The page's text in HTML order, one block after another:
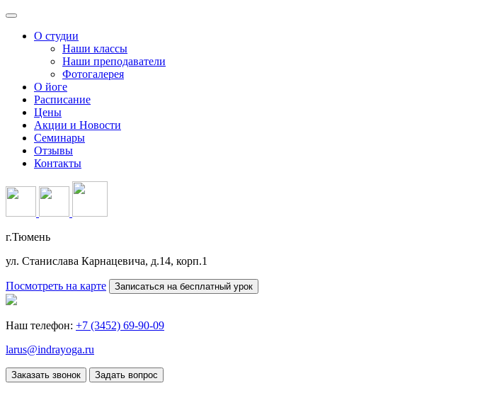
О студии
Наши классы
Наши преподаватели
Фотогалерея
О йоге
Расписание
Цены
Акции и Новости
Семинары
Отзывы
Контакты
г.Тюмень
ул. Станислава Карнацевича, д.14, корп.1
Посмотреть на карте
Наш телефон: +7 (3452) 69-90-09
larus@indrayoga.ru